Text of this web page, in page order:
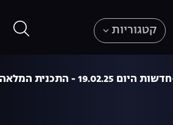
קטגוריות
חדשות היום 19.02.25 - התכנית המלאה